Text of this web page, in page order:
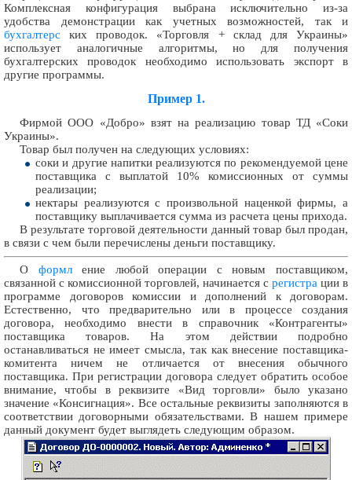
Комплексная конфигурация выбрана исключительно из-за
удобства демонстрации как учетных возможностей, так и
бухгалтерс ких проводок. «Торговля + склад для Украины»
использует аналогичные алгоритмы, но для получения
бухгалтерских проводок необходимо использовать экспорт в
другие программы.
Пример 1.
Фирмой ООО «Добро» взят на реализацию товар ТД «Соки
Украины».
Товар был получен на следующих условиях:
соки и другие напитки реализуются по рекомендуемой цене
поставщика с выплатой 10% комиссионных от суммы
реализации;
нектары реализуются с произвольной наценкой фирмы, а
поставщику выплачивается сумма из расчета цены прихода.
В результате торговой деятельности данный товар был продан,
в связи с чем были перечислены деньги поставщику.
О формление любой операции с новым поставщиком,
связанной с комиссионной торговлей, начинается с регистра ции в
программе договоров комиссии и дополнений к договорам.
Естественно, что предварительно или в процессе создания
договора, необходимо внести в справочник «Контрагенты»
поставщика товаров. На этом действии подробно
останавливаться не имеет смысла, так как внесение поставщика-
комитента ничем не отличается от внесения обычного
поставщика. При регистрации договора следует обратить особое
внимание, чтобы в реквизите «Вид торговли» было указано
значение «Консигнация». Все остальные реквизиты заполняются в
соответствии договорными обязательствами. В нашем примере
данный документ будет выглядеть следующим образом.